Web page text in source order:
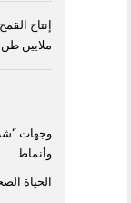
ملايين طن
وجهات
وأنماط
الحياة